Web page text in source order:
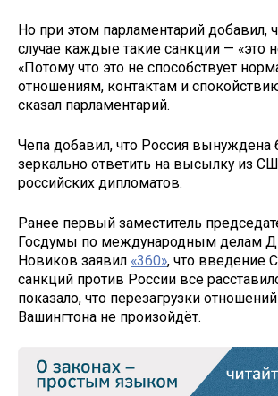
Но при этом парламентарий добавил,
случае каждые такие санкции — «это
«Потому что это не способствует
отношениям, контактам и
сказал парламентарий.
Чепа добавил, что Россия вынуждена
зеркально ответить на высылку из
российских дипломатов.
Ранее первый заместитель
Госдумы по международным делам
Новиков заявил «360», что введение
санкций против России все
показало, что перезагрузки
Вашингтона не произойдёт.